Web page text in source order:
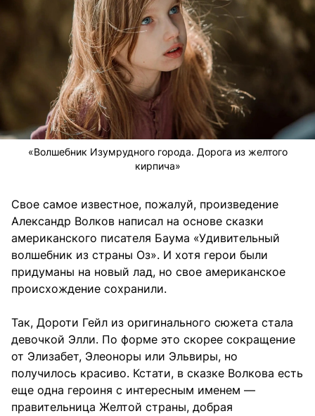
«Волшебник Изумрудного города. Дорога из желтого
кирпича»
Свое самое известное, пожалуй, произведение
Александр Волков написал на основе сказки
американского писателя Баума «Удивительный
волшебник из страны Оз». И хотя герои были
придуманы на новый лад, но свое американское
происхождение сохранили.
Так, Дороти Гейл из оригинального сюжета стала
девочкой Элли. По форме это скорее сокращение
от Элизабет, Элеоноры или Эльвиры, но
получилось красиво. Кстати, в сказке Волкова есть
еще одна героиня с интересным именем —
правительница Желтой страны, добрая